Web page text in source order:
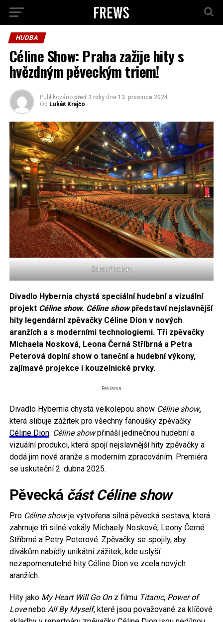
HUDBA
Céline Show: Praha zažije hity s
hvězdným pěveckým triem!
Publikováno před 2 roky dne 13. prosince 2024
Od Lukáš Krajčo
Zdroj: Pixabay
Divadlo Hybernia chystá speciální hudební a vizuální
projekt Céline show. Céline showpředstaví nejslavnější
hity legendární zpěvačky Céline Dion v nových
aranžích a s moderními technologiemi. Tři zpěvačky
Michaela Nosková, Leona Černá Stříbrná a Petra
Peterová doplní show o taneční a hudební výkony,
zajímavé projekce i kouzelnické prvky.
Reklama
Divadlo Hybernia chystá velkolepou show Céline show,
která slibuje zážitek pro všechny fanoušky zpěvačky
Céline Dion. Céline showpřináší jedinečnou hudební a
vizuální produkci, která spojí nejslavnější hity zpěvačky a
dodá jim nové aranže s moderním zpracováním. Premiéra
se uskuteční 2. dubna 2025.
Pěvecká část Céline show
Pro Céline showje vytvořena silná pěvecká sestava, která
zahrnuje tři silné vokály Michaely Noskové, Leony Černé
Stříbrné a Petry Peterové. Zpěvačky se spojily, aby
divákům nabídly unikátní zážitek, kde uslyší
nezapomenutelné hity Céline Dion ve zcela nových
aranžích.
Hity jako My Heart Will Go Onz filmu Titanic, Power of
Lovenebo All By Myself, které jsou považované za klíčové